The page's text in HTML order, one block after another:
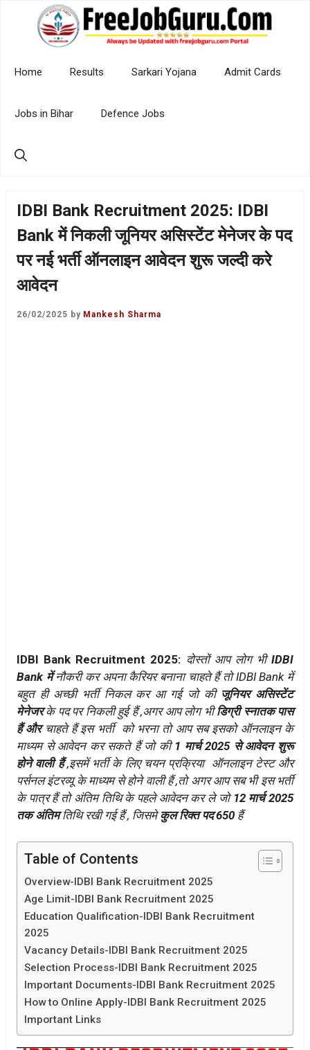
Home Results Sarkari Yojana Admit Cards
Jobs in Bihar Defence Jobs
IDBI Bank Recruitment 2025: IDBI
Bank में निकली जूनियर असिस्टेंट मेनेजर के पद
पर नई भर्ती ऑनलाइन आवेदन शुरू जल्दी करे
आवेदन
26/02/2025 by Mankesh Sharma
IDBI Bank Recruitment 2025: दोस्तों आप लोग भी IDBI
Bank मेंनौकरी कर अपना कैरियर बनाना चाहते हैं तो IDBI Bank में
बहुत ही अच्छी भर्ती निकल कर आ गई जो की जूनियर असिस्टेंट
मेनेजरके पद पर निकली हुई हैं ,अगर आप लोग भीडिग्री स्नातक पास
हैं औरचाहते हैं इस भर्ती को भरना तो आप सब इसको ऑनलाइन के
माध्यम से आवेदन कर सकते हैं जो की 1 मार्च 2025 से आवेदन शुरू
होने वाली हैं,इसमें भर्ती के लिए चयन प्रक्रिया ऑनलाइन टेस्ट और
पर्सनल इंटरव्यू के माध्यम से होने वाली हैं ,तो अगर आप सब भी इस भर्ती
के पात्र हैं तो अंतिम तिथि के पहले आवेदन कर ले जो 12 मार्च 2025
तक अंतिमतिथि रखी गई हैं , जिसमेकुल रिक्त पद 650 हैं
Table of Contents
Overview-IDBI Bank Recruitment 2025
Age Limit-IDBI Bank Recruitment 2025
Education Qualification-IDBI Bank Recruitment
2025
Vacancy Details-IDBI Bank Recruitment 2025
Selection Process-IDBI Bank Recruitment 2025
Important Documents-IDBI Bank Recruitment 2025
How to Online Apply-IDBI Bank Recruitment 2025
Important Links